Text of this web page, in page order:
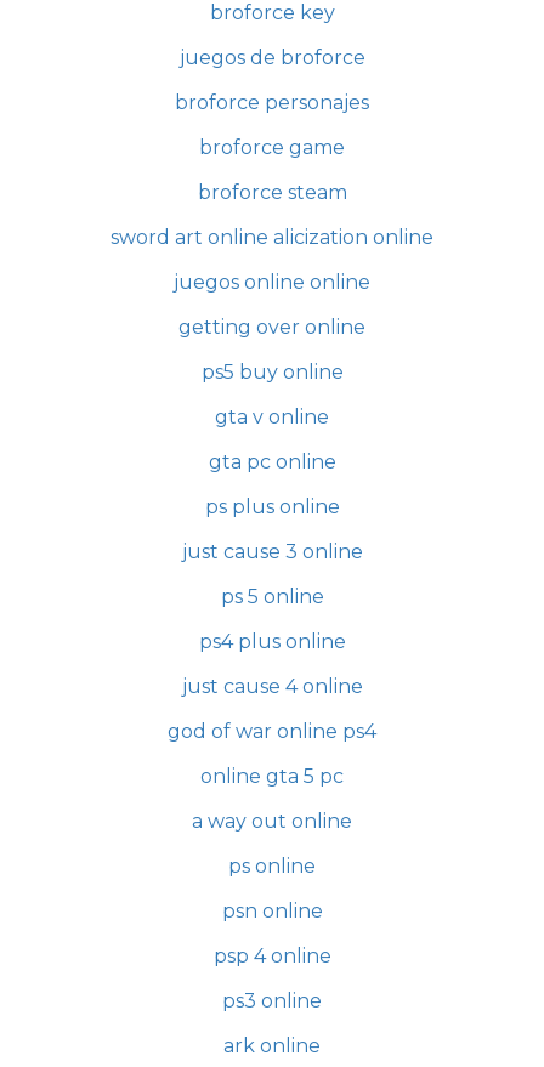
broforce key
juegos de broforce
broforce personajes
broforce game
broforce steam
sword art online alicization online
juegos online online
getting over online
ps5 buy online
gta v online
gta pc online
ps plus online
just cause 3 online
ps 5 online
ps4 plus online
just cause 4 online
god of war online ps4
online gta 5 pc
a way out online
ps online
psn online
psp 4 online
ps3 online
ark online